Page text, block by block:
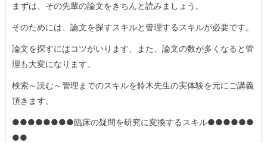
まずは、その先輩の論文をきちんと読みましょう。
そのためには、論文を探すスキルと管理するスキルが必要です。
論文を探すにはコツがいります、また、論文の数が多くなると管
理も大変になります。
検索～読む～管理までのスキルを鈴木先生の実体験を元にご講義
頂きます。
●●●●●●●●臨床の疑問を研究に変換するスキル●●●●●●
●●